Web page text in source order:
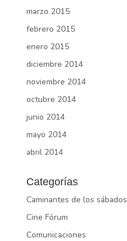
marzo 2015
febrero 2015
enero 2015
diciembre 2014
noviembre 2014
octubre 2014
junio 2014
mayo 2014
abril 2014
Categorías
Caminantes de los sábados
Cine Fórum
Comunicaciones